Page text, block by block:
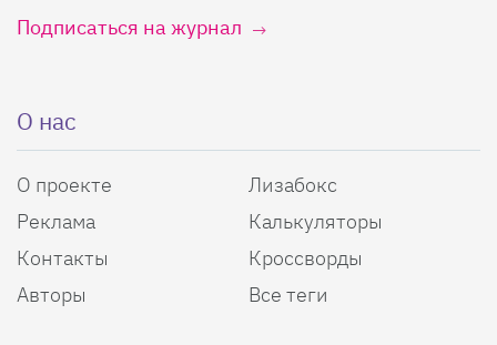
Подписаться на журнал
О нас
О проекте
Реклама
Контакты
Авторы
Лизабокс
Калькуляторы
Кроссворды
Все теги